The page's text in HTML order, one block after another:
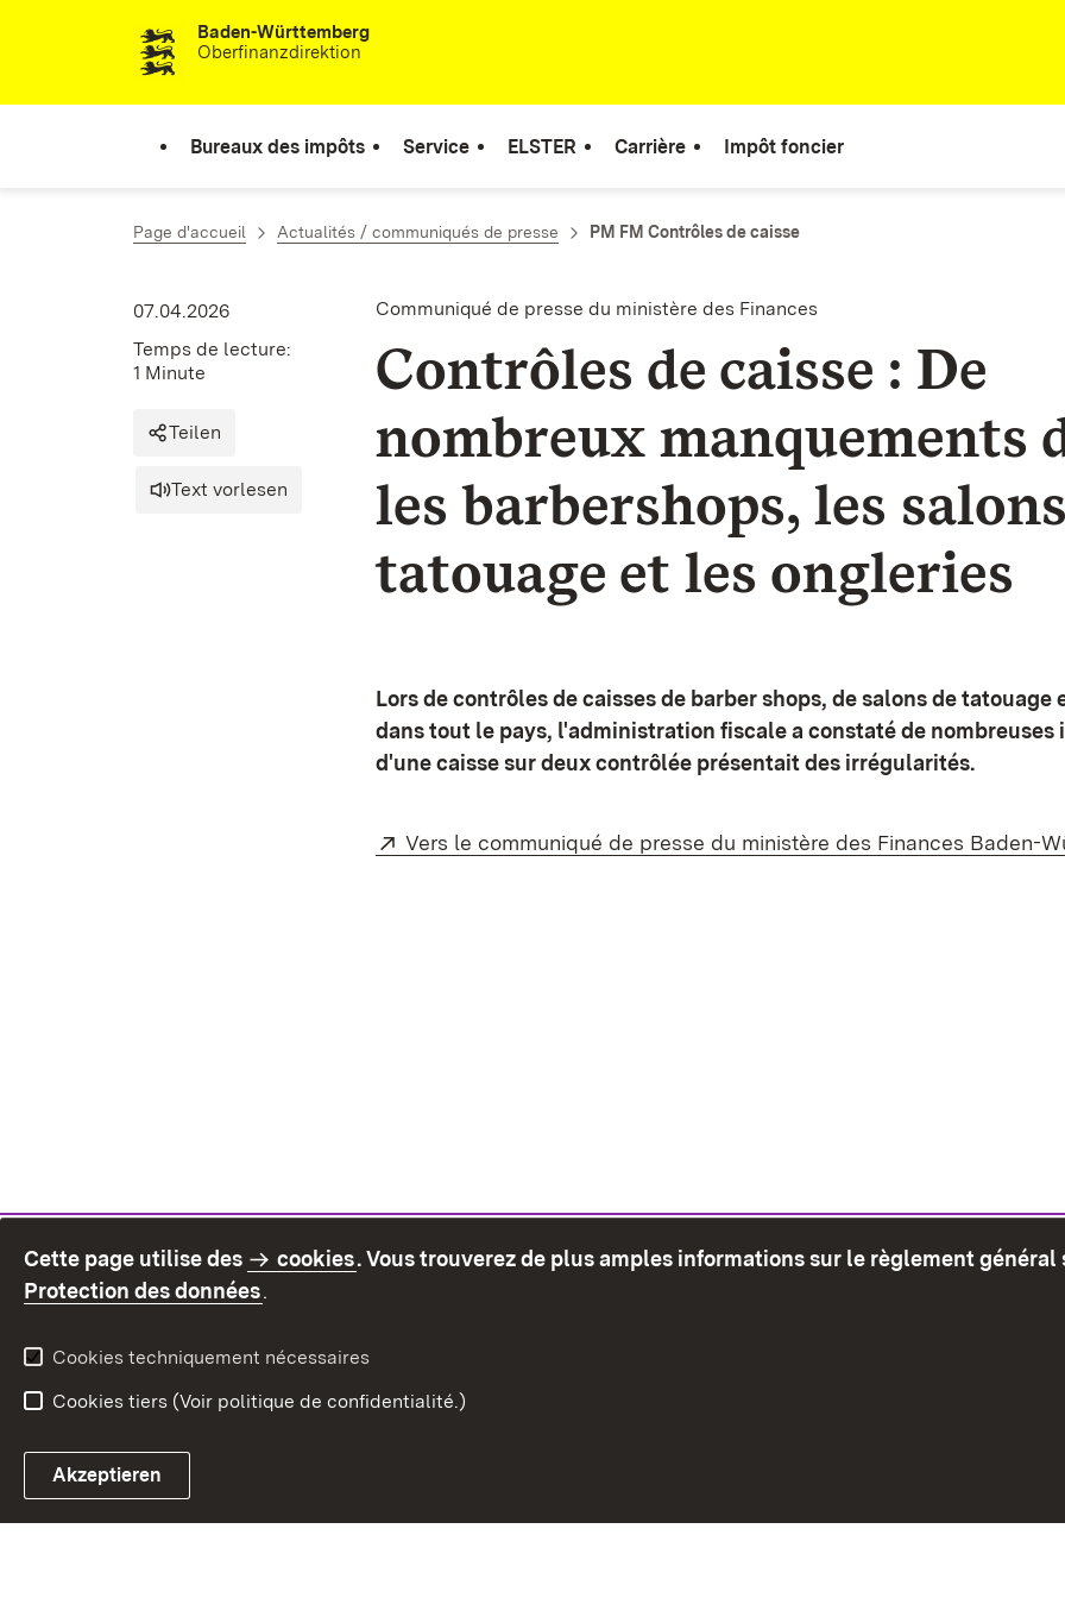
Passer au contenuBaden-Württemberg
Oberfinanzdirektion
Bureaux des impôts Service ELSTER Carrière Impôt foncier
Page d'accueil Actualités / communiqués de presse PM FM Contrôles de caisse
Communiqué de presse du ministère des Finances
Contrôles de caisse : De
nombreux manquements
les barbershops, les
tatouage et les ongleries
07.04.2026
Temps de lecture:
1 Minute
Teilen
Text vorlesen
Lors de contrôles de caisses de barber shops, de salons de tatouage
dans tout le pays, l'administration fiscale a constaté de nombreuses
d'une caisse sur deux contrôlée présentait des irrégularités.
Externe:
Vers le communiqué de presse du ministère des Finances Baden-
Cette page utilise des cookies. Vous trouverez de plus amples informations sur le règlement
Protection des données.
Cookies techniquement nécessaires
Cookies tiers (Voir politique de confidentialité.)
Akzeptieren